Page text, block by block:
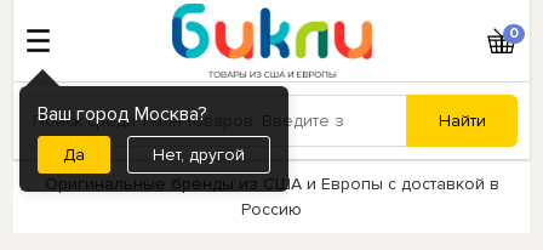
Ваш город Москва?
Нет, другой
0
Оригинальные бренды из США и Европы с доставкой в
Россию